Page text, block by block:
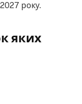
року.
яких